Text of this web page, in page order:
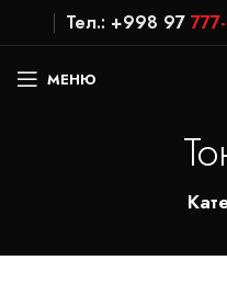
Тел.: +998 97
МЕНЮ